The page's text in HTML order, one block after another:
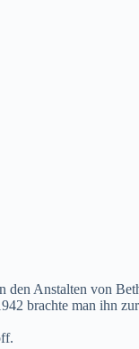
Anstalten von
brachte man ihn